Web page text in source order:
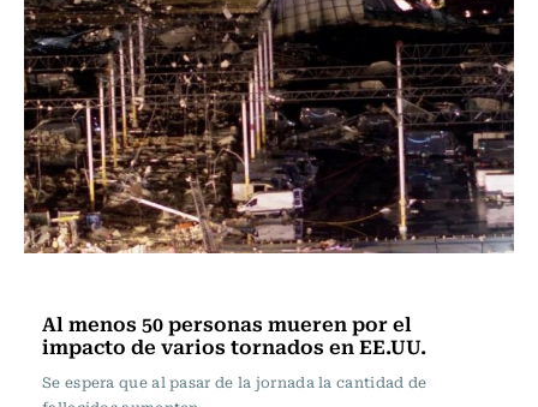
Al menos 50 personas mueren por el
impacto de varios tornados en EE.UU.
Se espera que al pasar de la jornada la cantidad de